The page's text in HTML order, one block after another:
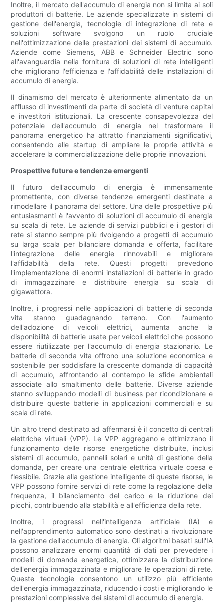
Inoltre, il mercato dell'accumulo di energia non si limita ai soli
produttori di batterie. Le aziende specializzate in sistemi di
gestione dell'energia, tecnologie di integrazione di rete e
soluzioni software svolgono un ruolo cruciale
nell'ottimizzazione delle prestazioni dei sistemi di accumulo.
Aziende come Siemens, ABB e Schneider Electric sono
all'avanguardia nella fornitura di soluzioni di rete intelligenti
che migliorano l'efficienza e l'affidabilità delle installazioni di
accumulo di energia.
Il dinamismo del mercato è ulteriormente alimentato da un
afflusso di investimenti da parte di società di venture capital
e investitori istituzionali. La crescente consapevolezza del
potenziale dell'accumulo di energia nel trasformare il
panorama energetico ha attratto finanziamenti significativi,
consentendo alle startup di ampliare le proprie attività e
accelerare la commercializzazione delle proprie innovazioni.
Prospettive future e tendenze emergenti
Il futuro dell'accumulo di energia è immensamente
promettente, con diverse tendenze emergenti destinate a
rimodellare il panorama del settore. Una delle prospettive più
entusiasmanti è l'avvento di soluzioni di accumulo di energia
su scala di rete. Le aziende di servizi pubblici e i gestori di
rete si stanno sempre più rivolgendo a progetti di accumulo
su larga scala per bilanciare domanda e offerta, facilitare
l'integrazione delle energie rinnovabili e migliorare
l'affidabilità della rete. Questi progetti prevedono
l'implementazione di enormi installazioni di batterie in grado
di immagazzinare e distribuire energia su scala di
gigawattora.
Inoltre, i progressi nelle applicazioni di batterie di seconda
vita stanno guadagnando terreno. Con l'aumento
dell'adozione di veicoli elettrici, aumenta anche la
disponibilità di batterie usate per veicoli elettrici che possono
essere riutilizzate per l'accumulo di energia stazionario. Le
batterie di seconda vita offrono una soluzione economica e
sostenibile per soddisfare la crescente domanda di capacità
di accumulo, affrontando al contempo le sfide ambientali
associate allo smaltimento delle batterie. Diverse aziende
stanno sviluppando modelli di business per ricondizionare e
distribuire queste batterie in applicazioni commerciali e su
scala di rete.
Un altro trend destinato ad affermarsi è il concetto di centrali
elettriche virtuali (VPP). Le VPP aggregano e ottimizzano il
funzionamento delle risorse energetiche distribuite, inclusi
sistemi di accumulo, pannelli solari e unità di gestione della
domanda, per creare una centrale elettrica virtuale coesa e
flessibile. Grazie alla gestione intelligente di queste risorse, le
VPP possono fornire servizi di rete come la regolazione della
frequenza, il bilanciamento del carico e la riduzione dei
picchi, contribuendo alla stabilità e all'efficienza della rete.
Inoltre, i progressi nell'intelligenza artificiale (IA) e
nell'apprendimento automatico sono destinati a rivoluzionare
la gestione dell'accumulo di energia. Gli algoritmi basati sull'IA
possono analizzare enormi quantità di dati per prevedere i
modelli di domanda energetica, ottimizzare la distribuzione
dell'energia immagazzinata e migliorare le operazioni di rete.
Queste tecnologie consentono un utilizzo più efficiente
dell'energia immagazzinata, riducendo i costi e migliorando le
prestazioni complessive dei sistemi di accumulo di energia.